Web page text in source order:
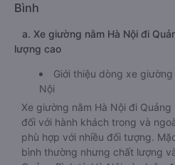
Bình
a. Xe giường nằm Hà Nội đi
lượng cao
Giới thiệu dòng xe
Nội
Xe giường nằm Hà Nội đi
đối với hành khách trong và
phù hợp với nhiều đối tượng.
bình thường nhưng chất lượng